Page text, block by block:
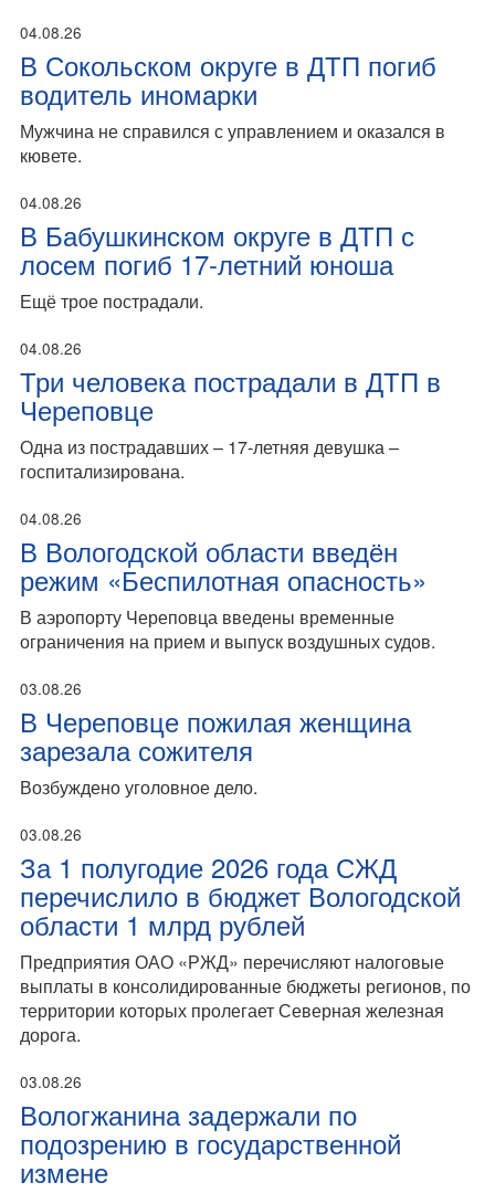
04.08.26
В Сокольском округе в ДТП погиб
водитель иномарки
Мужчина не справился с управлением и оказался в
кювете.
04.08.26
В Бабушкинском округе в ДТП с
лосем погиб 17-летний юноша
Ещё трое пострадали.
04.08.26
Три человека пострадали в ДТП в
Череповце
Одна из пострадавших – 17-летняя девушка –
госпитализирована.
04.08.26
В Вологодской области введён
режим «Беспилотная опасность»
В аэропорту Череповца введены временные
ограничения на прием и выпуск воздушных судов.
03.08.26
В Череповце пожилая женщина
зарезала сожителя
Возбуждено уголовное дело.
03.08.26
За 1 полугодие 2026 года СЖД
перечислило в бюджет Вологодской
области 1 млрд рублей
Предприятия ОАО «РЖД» перечисляют налоговые
выплаты в консолидированные бюджеты регионов, по
территории которых пролегает Северная железная
дорога.
03.08.26
Вологжанина задержали по
подозрению в государственной
измене